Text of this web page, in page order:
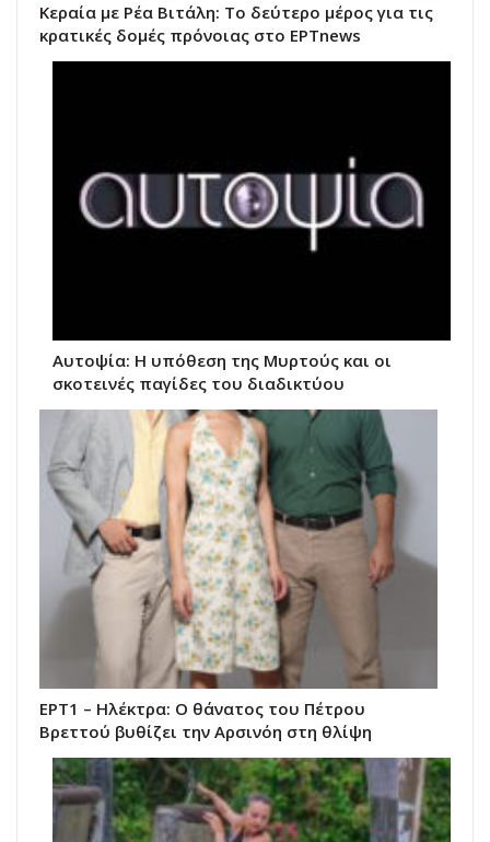
Κεραία με Ρέα Βιτάλη: Το δεύτερο μέρος για τις
κρατικές δομές πρόνοιας στο ΕΡΤnews
Αυτοψία: Η υπόθεση της Μυρτούς και οι
σκοτεινές παγίδες του διαδικτύου
ΕΡΤ1 – Ηλέκτρα: Ο θάνατος του Πέτρου
Βρεττού βυθίζει την Αρσινόη στη θλίψη